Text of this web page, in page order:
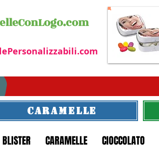
CARAMELLE
BLISTER CARAMELLE CIOCCOLATO